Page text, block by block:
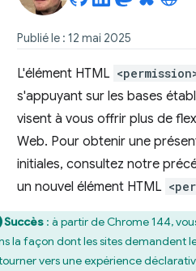
Publié le : 12 mai 2025
L'élément HTML
s'appuyant sur les bases
visent à vous offrir plus de
Web. Pour obtenir une
initiales, consultez notre
un nouvel élément HTML
Succès : à partir de Chrome 144,
la façon dont les sites demandent
vers une expérience